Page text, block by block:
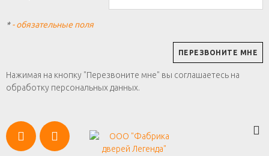
*- обязательные поля
Нажимая на кнопку "Перезвоните мне" вы соглашаетесь на
обработку персональных данных.